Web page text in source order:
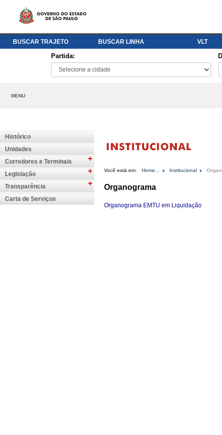
BUSCAR TRAJETO BUSCAR LINHA VLT
Partida:
MENU
Histórico
Unidades
Corredores e Terminais
Legislação
Transparência
Carta de Serviços
Você está em: Home... Institucional
Organograma
Organograma EMTU em Liquidação